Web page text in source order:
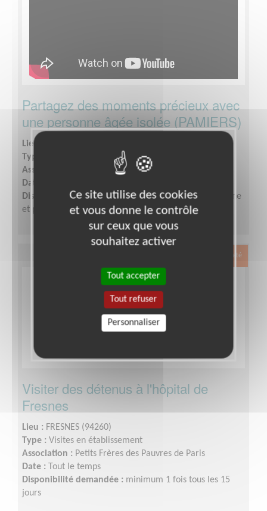
Partagez des moments précieux avec
une personne âgée isolée (PAMIERS)
Lieu :
Type :
Association :
Petits Frères des Pauvres d'Occitanie
Date :
Disponibilité demandée :Quelques heures par semaine
et participation aux réunions d'équipe.
Exclusion & Pauvreté
Visiter des détenus à l'hôpital de
Fresnes
Lieu : FRESNES (94260)
Type : Visites en établissement
Association : Petits Frères des Pauvres de Paris
Date : Tout le temps
Disponibilité demandée : minimum 1 fois tous les 15
jours
Ce site utilise des cookies
et vous donne le contrôle
sur ceux que vous
souhaitez activer
Tout accepter
Tout refuser
Personnaliser